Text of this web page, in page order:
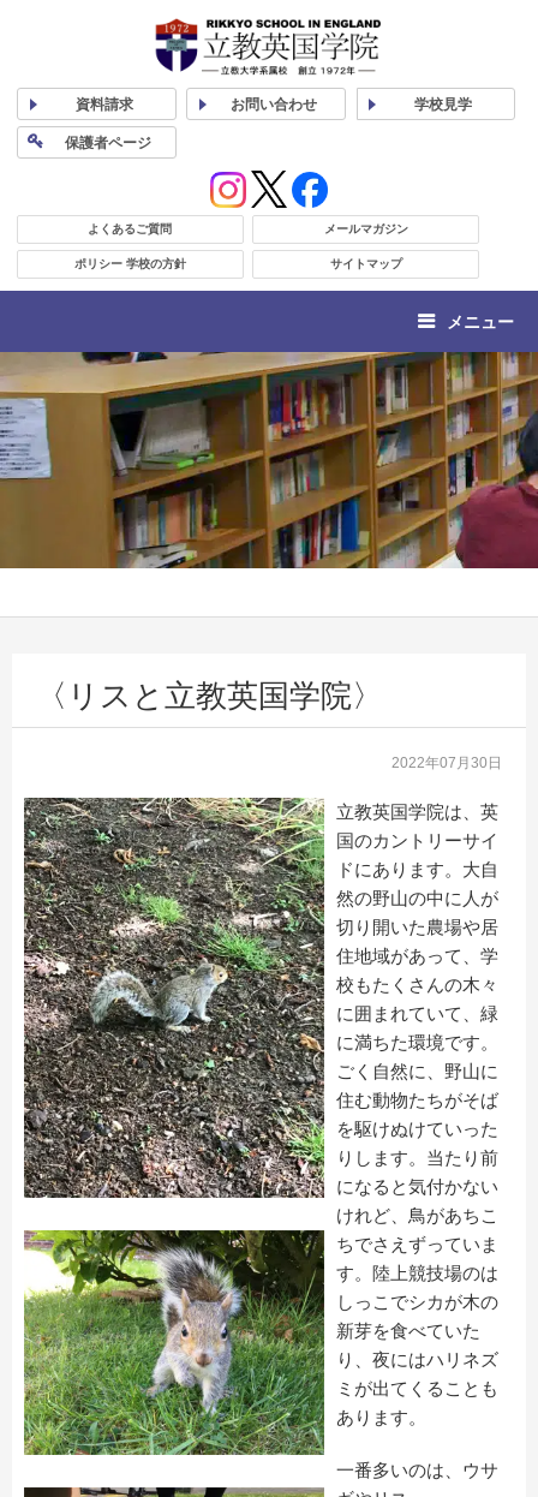
資料請求 お問い合わせ 学校見学
保護者ページ
よくあるご質問 メールマガジン
ポリシー 学校の方針 サイトマップ
メニュー
〈リスと立教英国学院〉
2022年07月30日
立教英国学院は、英
国のカントリーサイ
ドにあります。大自
然の野山の中に人が
切り開いた農場や居
住地域があって、学
校もたくさんの木々
に囲まれていて、緑
に満ちた環境です。
ごく自然に、野山に
住む動物たちがそば
を駆けぬけていった
りします。当たり前
になると気付かない
けれど、鳥があちこ
ちでさえずっていま
す。陸上競技場のは
しっこでシカが木の
新芽を食べていた
り、夜にはハリネズ
ミが出てくることも
あります。
一番多いのは、ウサ